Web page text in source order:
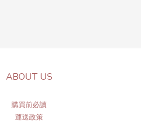
ABOUT US
購買前必讀
運送政策